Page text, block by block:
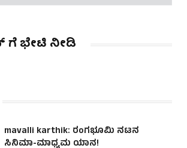
ಭೇಟಿ ನೀಡಿ
mavalli karthik: ರಂಗಭೂಮಿ ನಟನ
ಸಿನಿಮಾ-ಮಾಧ್ಯಮ ಯಾನ!